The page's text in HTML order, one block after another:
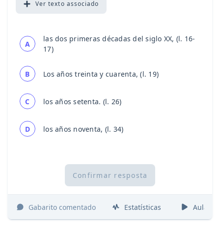
Ver texto associado
A
las dos primeras décadas del siglo XX, (l. 16-
17)
B Los años treinta y cuarenta, (l. 19)
C los años setenta. (l. 26)
D los años noventa, (l. 34)
Confirmar resposta
Gabarito comentado Estatísticas Aulas